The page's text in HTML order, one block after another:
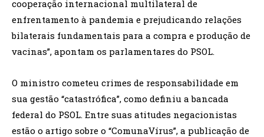
cooperação internacional multilateral de
enfrentamento à pandemia e prejudicando relações
bilaterais fundamentais para a compra e produção de
vacinas”, apontam os parlamentares do PSOL.
O ministro cometeu crimes de responsabilidade em
sua gestão “catastrófica”, como definiu a bancada
federal do PSOL. Entre suas atitudes negacionistas
estão o artigo sobre o “ComunaVírus”, a publicação de